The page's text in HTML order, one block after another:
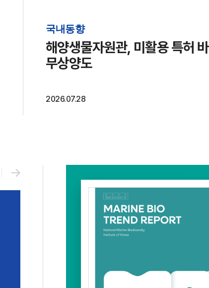
국내동향
해양생물자원관, 미활용 특허
무상양도
2026.07.28